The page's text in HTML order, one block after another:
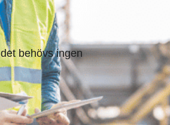
behövs ingen